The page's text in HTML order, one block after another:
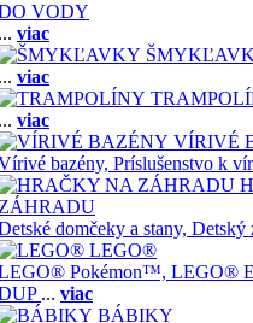
VODY
... viac
... viac
... viac
VÍRIVÉ
bazény, Príslušenstvo k
ZÁHRADU
domčeky a stany, Detský
LEGO®
Pokémon™, LEGO®
... viac
BÁBIKY